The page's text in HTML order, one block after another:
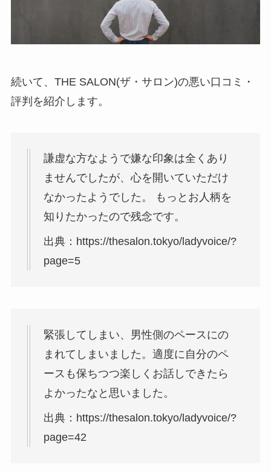
続いて、THE SALON(ザ・サロン)の悪い口コミ・
評判を紹介します。
謙虚な方なようで嫌な印象は全くあり
ませんでしたが、心を開いていただけ
なかったようでした。 もっとお人柄を
知りたかったので残念です。
出典：https://thesalon.tokyo/ladyvoice/?
page=5
緊張してしまい、男性側のペースにの
まれてしまいました。適度に自分のペ
ースも保ちつつ楽しくお話しできたら
よかったなと思いました。
出典：https://thesalon.tokyo/ladyvoice/?
page=42